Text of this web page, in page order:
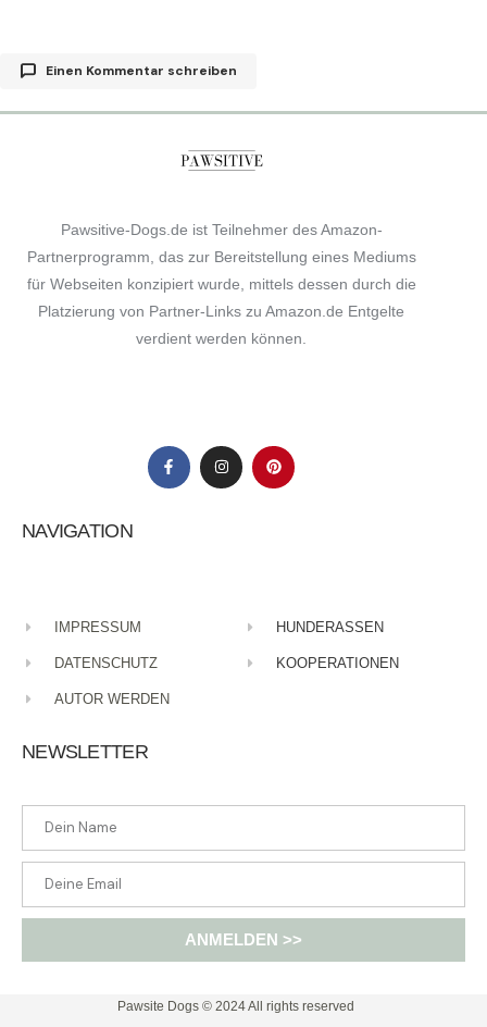
Einen Kommentar schreiben
10. Januar 2024 um 10:08 Uhr
Vielen Dank für den super Blog 🙂
Hundedame.
Eine kleine Anmerkung hätte ich: Es ist nicht
empfohlen die Tropfen ins Futter zu mischen, da das
CBD über die Schleimhaut mit aufgenommen werden
Antworten
Deine E-Mail-Adresse wird nicht veröffentlicht.
für meinen nächsten Kommentar speichern.
Pawsitive-Dogs.de ist Teilnehmer des Amazon-
Partnerprogramm, das zur Bereitstellung eines Mediums
für Webseiten konzipiert wurde, mittels dessen durch die
Platzierung von Partner-Links zu Amazon.de Entgelte
verdient werden können.
NAVIGATION
IMPRESSUM
DATENSCHUTZ
AUTOR WERDEN
HUNDERASSEN
KOOPERATIONEN
NEWSLETTER
ANMELDEN >>
Pawsite Dogs © 2024 All rights reserved​